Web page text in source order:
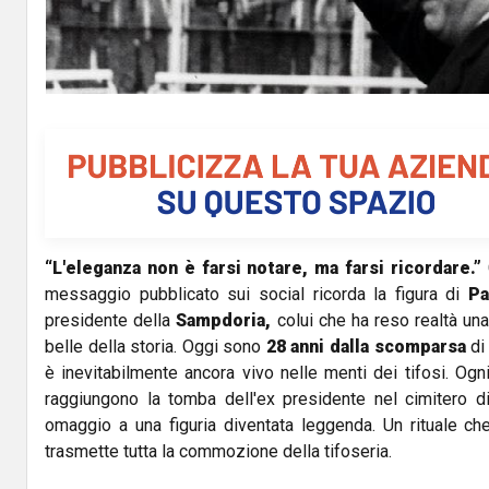
“L'eleganza non è farsi notare, ma farsi ricordare.”
messaggio pubblicato sui social ricorda la figura di
presidente dellaSampdoria, colui che ha reso realtà
belle della storia. Oggi sono 28 anni dalla scomparsadi
è inevitabilmente ancora vivo nelle menti dei tifosi.
raggiungono la tomba dell'ex presidente nel cimitero
omaggio a una figuria diventata leggenda. Un rituale
trasmette tutta la commozione della tifoseria.